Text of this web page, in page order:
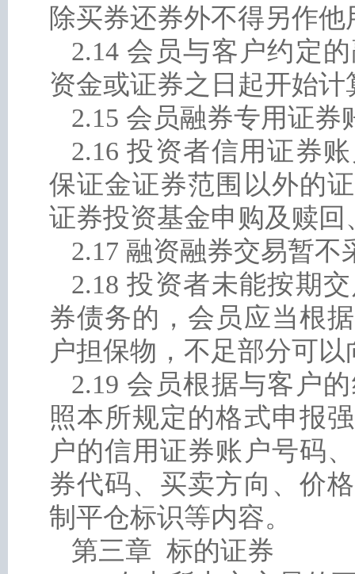
除买券还券外不得另作他
2.14 会员与客户约定
资金或证券之日起开始
2.15 会员融券专用证
2.16 投资者信用证券
保证金证券范围以外的
证券投资基金申购及赎
2.17 融资融券交易暂
2.18 投资者未能按期
券债务的，会员应当根
户担保物，不足部分可
2.19 会员根据与客户
照本所规定的格式申报
户的信用证券账户号码
券代码、买卖方向、价
制平仓标识等内容。
第三章 标的证券